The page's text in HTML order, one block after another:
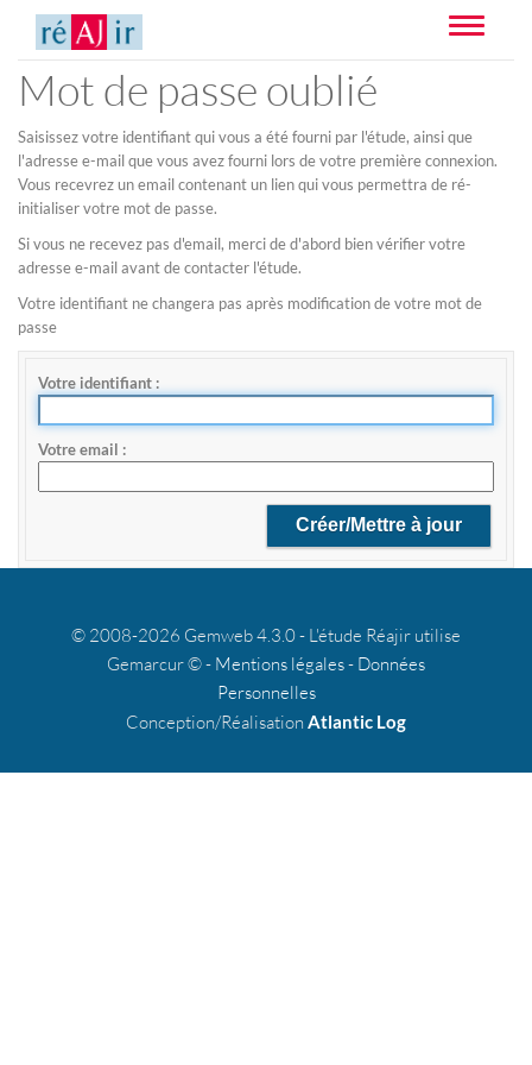
Toggle
Mot de passe oublié
Saisissez votre identifiant qui vous a été fourni par l'étude, ainsi que
l'adresse e-mail que vous avez fourni lors de votre première connexion.
Vous recevrez un email contenant un lien qui vous permettra de ré-
initialiser votre mot de passe.
Si vous ne recevez pas d'email, merci de d'abord bien vérifier votre
adresse e-mail avant de contacter l'étude.
Votre identifiant ne changera pas après modification de votre mot de
passe
Votre identifiant
Votre email
© 2008-2026 Gemweb 4.3.0 - L'étude Réajir utilise
Gemarcur © - Mentions légales- Données
Personnelles
Conception/Réalisation Atlantic Log